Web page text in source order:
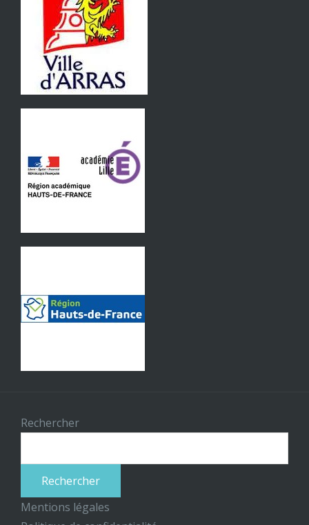
Rechercher
Rechercher
Mentions légales